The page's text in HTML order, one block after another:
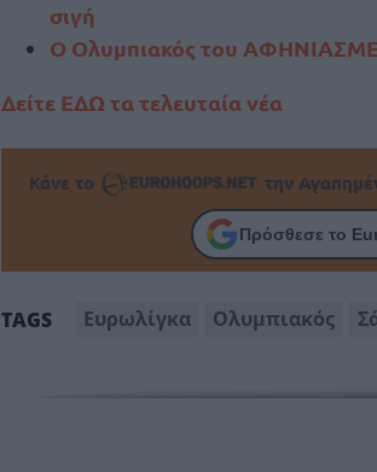
σιγή
Ο Ολυμπιακός του
Δείτε ΕΔΩ τα τελευταία νέα
Κάνε το την
Πρόσθεσε το
TAGS Ευρωλίγκα Ολυμπιακός